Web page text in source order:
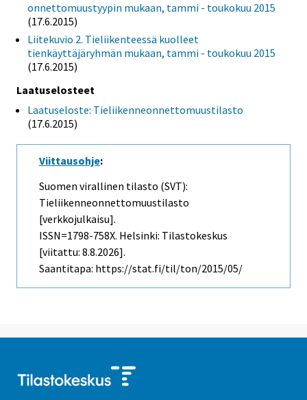
onnettomuustyypin mukaan, tammi - toukokuu 2015
(17.6.2015)
Liitekuvio 2. Tieliikenteessä kuolleet
tienkäyttäjäryhmän mukaan, tammi - toukokuu 2015
(17.6.2015)
Laatuselosteet
Laatuseloste: Tieliikenneonnettomuustilasto
(17.6.2015)
Viittausohje:
Suomen virallinen tilasto (SVT):
Tieliikenneonnettomuustilasto
[verkkojulkaisu].
ISSN=1798-758X. Helsinki: Tilastokeskus
[viitattu: 8.8.2026].
Saantitapa: https://stat.fi/til/ton/2015/05/